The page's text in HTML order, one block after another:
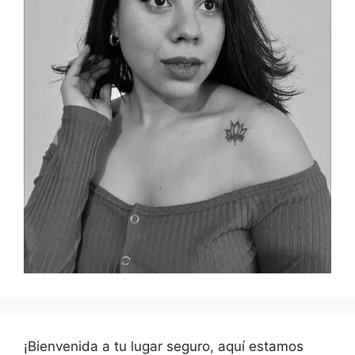
¡Bienvenida a tu lugar seguro, aquí estamos